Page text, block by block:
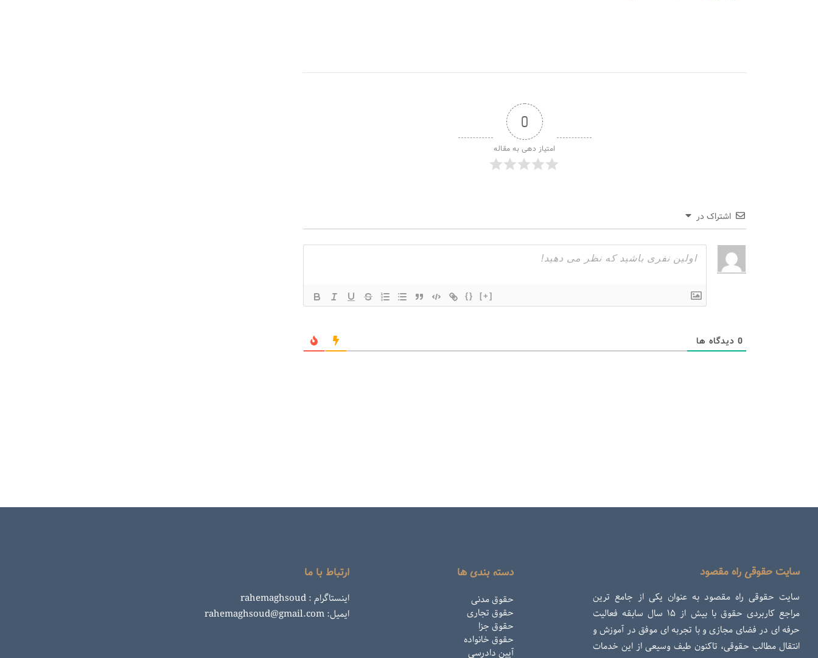
0
امتیاز دهی به مقاله
اشتراک در
{} [+]
0 دیدگاه ها
سایت حقوقی راه مقصود
سایت حقوقی راه مقصود به عنوان یکی از جامع ترین
مراجع کاربردی حقوق با بیش از ۱۵ سال سابقه فعالیت
حرفه ای در فضای مجازی و با تجربه ای موفق در آموزش و
انتقال مطالب حقوقی، تاکنون طیف وسیعی از این خدمات
دسته بندی ها
حقوق مدنی
حقوق تجاری
حقوق جزا
حقوق خانواده
آیین دادرسی
ارتباط با ما
اینستاگرام : rahemaghsoud
ایمیل: rahemaghsoud@gmail.com